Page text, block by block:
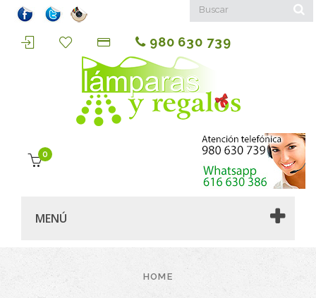
980 630 739
0
MENÚ
HOME